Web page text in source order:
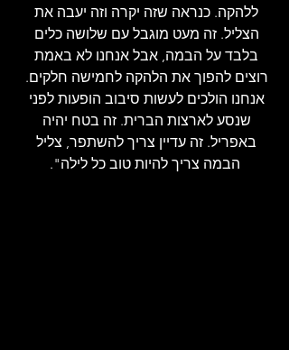
ללהקה. כנראה שזה יקרה וזה יעבה את
הצליל. זה מעט מוגבל עם שלושה כלים
בלבד על הבמה, אבל אנחנו לא באמת
רוצים להפוך את הלהקה לחמישה חלקים.
אנחנו הולכים לעשות סיבוב הופעות לפני
שנסע לארצות הברית. זה בטח יהיה
באפריל. זה עדיין צריך להשתפר, צליל
הבמה צריך להיות טוב כל לילה".